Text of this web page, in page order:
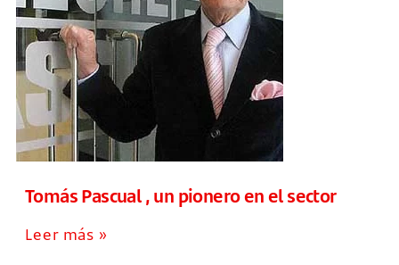
Tomás Pascual , un pionero en el sector
Leer más »